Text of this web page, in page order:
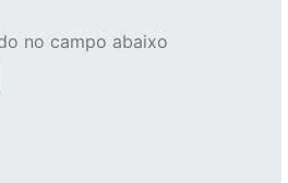
no campo abaixo